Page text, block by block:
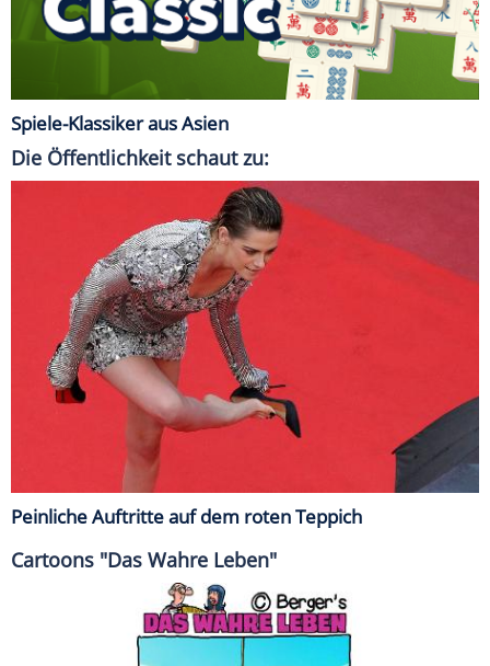
Spiele-Klassiker aus Asien
Die Öffentlichkeit schaut zu:
Peinliche Auftritte auf dem roten Teppich
Cartoons "Das Wahre Leben"